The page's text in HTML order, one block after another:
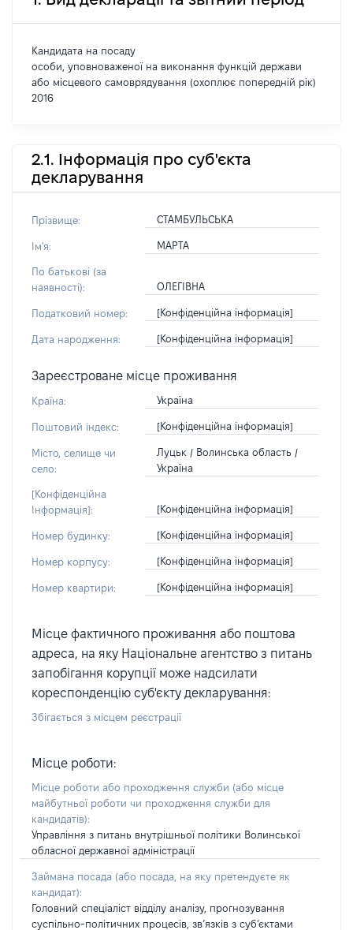
Кандидата на посаду
особи, уповноваженої на виконання функцій держави
або місцевого самоврядування (охоплює попередній рік)
2016
2.1. Інформація про суб'єкта
декларування
Прізвище: СТАМБУЛЬСЬКА
Ім'я: МАРТА
По батькові (за
наявності):
ОЛЕГІВНА
Податковий номер: [Конфіденційна інформація]
Дата народження: [Конфіденційна інформація]
Зареєстроване місце проживання
Країна: Україна
Поштовий індекс: [Конфіденційна інформація]
Місто, селище чи
село:
Луцьк / Волинська область /
Україна
[Конфіденційна
Інформація]:
[Конфіденційна інформація]
Номер будинку: [Конфіденційна інформація]
Номер корпусу: [Конфіденційна інформація]
Номер квартири: [Конфіденційна інформація]
Місце фактичного проживання або поштова
адреса, на яку Національне агентство з питань
запобігання корупції може надсилати
кореспонденцію суб'єкту декларування:
Збігається з місцем реєстрації
Місце роботи:
Місце роботи або проходження служби (або місце
майбутньої роботи чи проходження служби для
кандидатів):
Управління з питань внутрішньої політики Волинської
обласної державної адміністрації
Займана посада (або посада, на яку претендуєте як
кандидат):
Головний спеціаліст відділу аналізу, прогнозування
суспільно-політичних процесів, зв’язків з суб’єктами